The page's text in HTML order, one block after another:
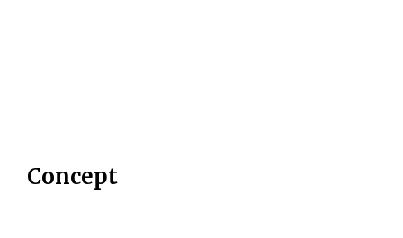
Concept